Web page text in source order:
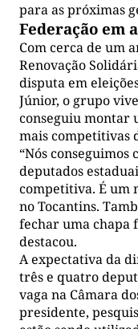
para as próximas
Federação em
Com cerca de um
Renovação
disputa em
Júnior, o grupo
conseguiu montar
mais competitivas
“Nós
deputados
competitiva. É um
no Tocantins.
fechar uma chapa
destacou.
A expectativa da
três e quatro
vaga na Câmara
presidente,